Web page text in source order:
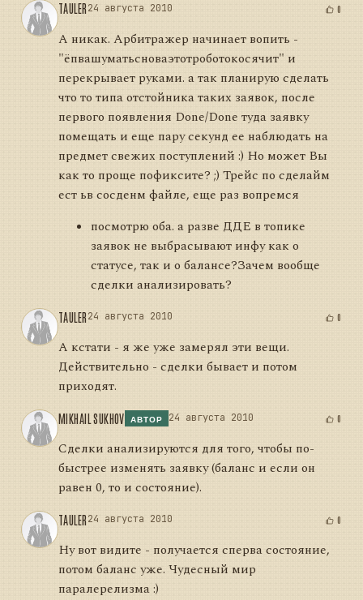
TAULER24 августа 2010 0
А никак. Арбитражер начинает вопить -
"ёпвашуматьсноваэтотроботокосячит" и
перекрывает руками. а так планирую сделать
что то типа отстойника таких заявок, после
первого появления Done/Done туда заявку
помещать и еще пару секунд ее наблюдать на
предмет свежих поступлений :) Но может Вы
как то проще пофиксите? ;) Трейс по сделайм
ест ьв сосденм файле, еще раз вопремся
посмотрю оба. а разве ДДЕ в топике
заявок не выбрасывают инфу как о
статусе, так и о балансе?Зачем вообще
сделки анализировать?
TAULER24 августа 2010 0
А кстати - я же уже замерял эти вещи.
Действительно - сделки бывает и потом
приходят.
MIKHAIL SUKHOV АВТОР 24 августа 2010 0
Сделки анализируются для того, чтобы по-
быстрее изменять заявку (баланс и если он
равен 0, то и состояние).
TAULER24 августа 2010 0
Ну вот видите - получается сперва состояние,
потом баланс уже. Чудесный мир
паралерелизма :)